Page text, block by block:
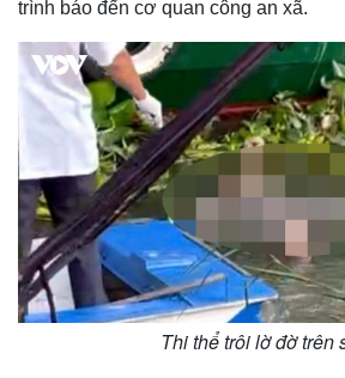
trình báo đến cơ quan công an xã.
Thi thể trôi lờ đờ trên